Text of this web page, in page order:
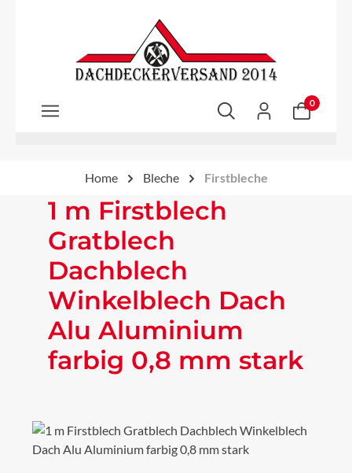
Zum Hauptinhalt springen
0
Home Bleche Firstbleche
1 m Firstblech
Gratblech
Dachblech
Winkelblech Dach
Alu Aluminium
farbig 0,8 mm stark
Bildergalerie überspringen